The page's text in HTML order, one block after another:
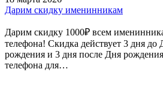
Дарим скидку именинникам
Дарим скидку 1000₽ всем
телефона! Скидка действует 3 дня
рождения и 3 дня после Дня
телефона для…